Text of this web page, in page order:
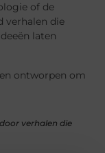
of de
verhalen die
laten
ontworpen om
verhalen die